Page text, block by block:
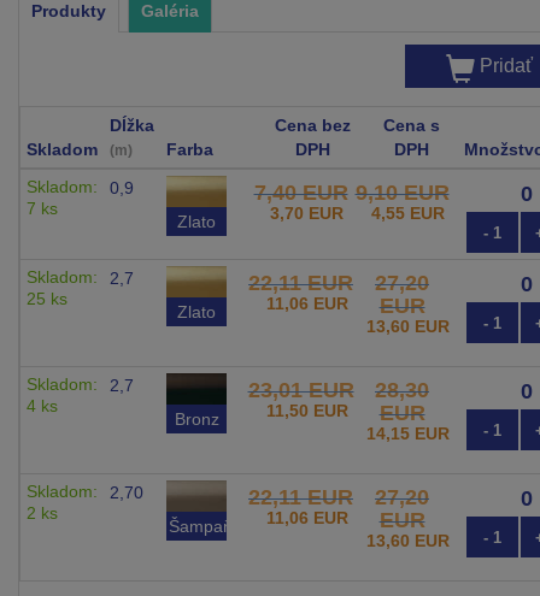
Produkty Galéria
Pridať
Skladom
Dĺžka
(m) Farba
Cena bez
DPH
Cena s
DPH
Skladom:
7 ks
0,9
Zlato
7,40 EUR
3,70 EUR
9,10 EUR
4,55 EUR
- 1
Skladom:
25 ks
2,7
Zlato
22,11 EUR
11,06 EUR
27,20
EUR
13,60 EUR - 1
Skladom:
4 ks
2,7
Bronz
23,01 EUR
11,50 EUR
28,30
EUR
14,15 EUR - 1
Skladom:
2 ks
2,70
Šampaň
22,11 EUR
11,06 EUR
27,20
EUR
13,60 EUR - 1